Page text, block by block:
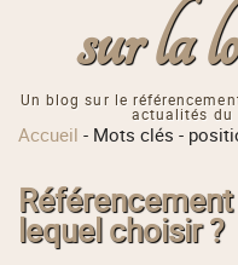
sur la
Un blog sur le
actualités du
Accueil - Mots clés -
lequel choisir ?